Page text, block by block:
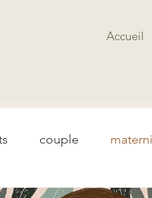
Accueil
couple